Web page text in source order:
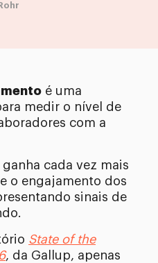
é uma
medir o nível de
com a
cada vez mais
o engajamento dos
sinais de
State of the
, da Gallup, apenas